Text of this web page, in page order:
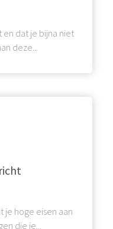
en dat je bijna niet
deze...
hoge eisen aan
die je...